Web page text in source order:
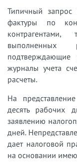
Типичный
фактуры по
выполненных
журналы учета
расчеты.
На
десять рабочих
заявлению
дней.
дает налоговой
на основании